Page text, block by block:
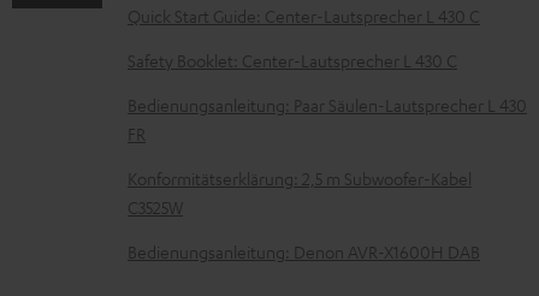
m
H
e
r
u
n
Quick Start Guide: Center-Lautsprecher L 430 C
Safety Booklet: Center-Lautsprecher L 430 C
Bedienungsanleitung: Paar Säulen-Lautsprecher L 430
FR
Konformitätserklärung: 2,5 m Subwoofer-Kabel
C3525W
Bedienungsanleitung: Denon AVR-X1600H DAB